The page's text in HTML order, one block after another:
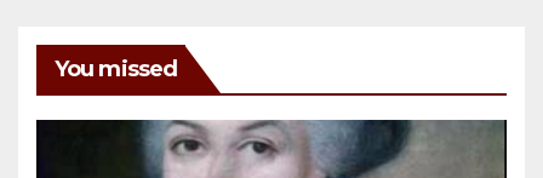
You missed